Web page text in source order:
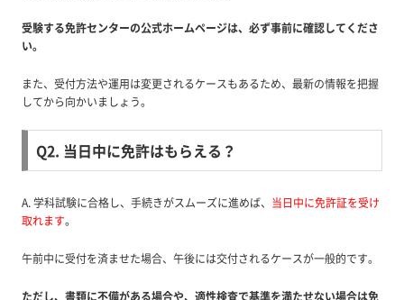
受験する免許センターの公式ホームページは、必ず事前に確認してくださ
い。
また、受付方法や運用は変更されるケースもあるため、最新の情報を把握
してから向かいましょう。
Q2. 当日中に免許はもらえる？
A. 学科試験に合格し、手続きがスムーズに進めば、 当日中に免許証を受け
取れます。
午前中に受付を済ませた場合、午後には交付されるケースが一般的です。
ただし、書類に不備がある場合や、適性検査で基準を満たせない場合は免